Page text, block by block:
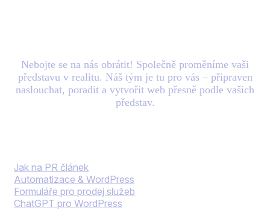
Nebojte se na nás obrátit! Společně proměníme vaši
představu v realitu. Náš tým je tu pro vás – připraven
naslouchat, poradit a vytvořit web přesně podle vašich
představ.
Jak na PR článek
Automatizace & WordPress
Formuláře pro prodej služeb
ChatGPT pro WordPress